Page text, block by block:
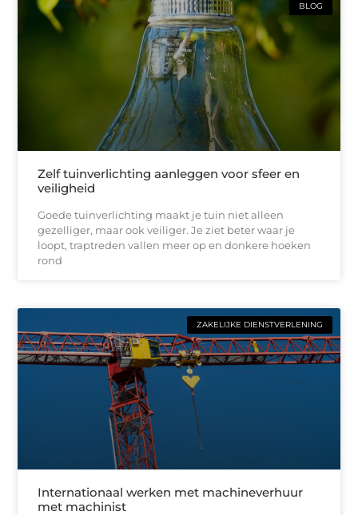
BLOG
Zelf tuinverlichting aanleggen voor sfeer en
veiligheid
Goede tuinverlichting maakt je tuin niet alleen
gezelliger, maar ook veiliger. Je ziet beter waar je
loopt, traptreden vallen meer op en donkere hoeken
rond
ZAKELIJKE DIENSTVERLENING
Internationaal werken met machineverhuur
met machinist